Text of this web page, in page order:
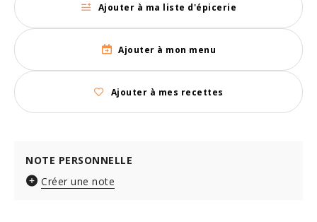
Ajouter à ma liste d'épicerie
Ajouter à mon menu
Ajouter à mes recettes
NOTE PERSONNELLE
Créer une note